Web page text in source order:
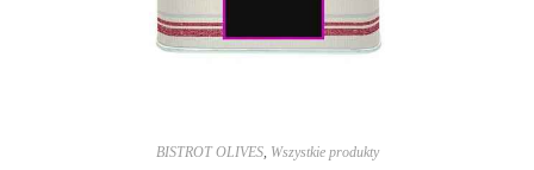
BISTROT OLIVES, Wszystkie produkty